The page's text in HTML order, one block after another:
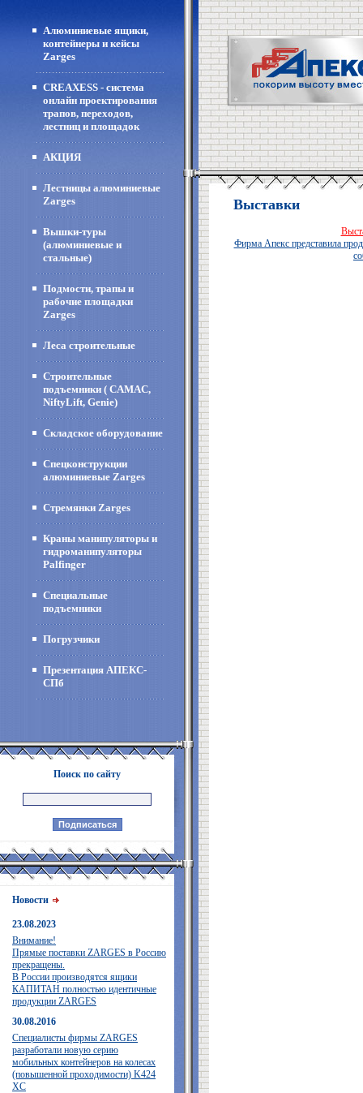
Алюминиевые ящики,
контейнеры и кейсы
Zarges
CREAXESS - система
онлайн проектирования
трапов, переходов,
лестниц и площадок
АКЦИЯ
Лестницы алюминиевые
Zarges
Вышки-туры
(алюминиевые и
стальные)
Подмости, трапы и
рабочие площадки
Zarges
Леса строительные
Строительные
подъемники ( CAMAC,
NiftyLift, Genie)
Складское оборудование
Спецконструкции
алюминиевые Zarges
Стремянки Zarges
Краны манипуляторы и
гидроманипуляторы
Palfinger
Специальные
подъемники
Погрузчики
Презентация АПЕКС-
СПб
Поиск по сайту
Новости
23.08.2023
Внимание!
Прямые поставки ZARGES в Россию
прекращены.
В России производятся ящики
КАПИТАН полностью идентичные
продукции ZARGES
30.08.2016
Специалисты фирмы ZARGES
разработали новую серию
мобильных контейнеров на колесах
(повышенной проходимости) K424
XC
Выставки
Фирма Апекс представила